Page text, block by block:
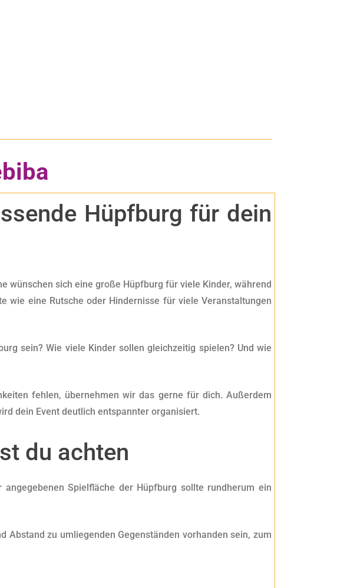
Hüpfburg für dein
wünschen sich eine große Hüpfburg für viele Kinder, während
wie eine Rutsche oder Hindernisse für viele Veranstaltungen
sein? Wie viele Kinder sollen gleichzeitig spielen? Und wie
fehlen, übernehmen wir das gerne für dich. Außerdem
dein Event deutlich entspannter organisiert.
du achten
Spielfläche der Hüpfburg sollte rundherum ein
Abstand zu umliegenden Gegenständen vorhanden sein, zum